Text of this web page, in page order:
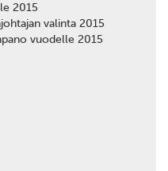
2015
valinta 2015
vuodelle 2015